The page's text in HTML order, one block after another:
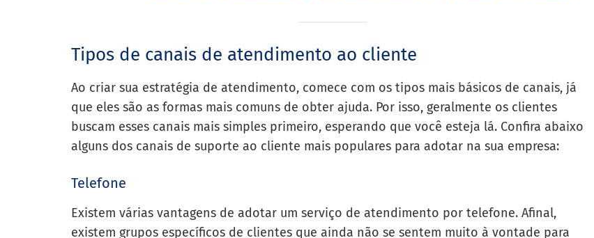
Tipos de canais de atendimento ao cliente
Ao criar sua estratégia de atendimento, comece com os tipos mais básicos de canais, já
que eles são as formas mais comuns de obter ajuda. Por isso, geralmente os clientes
buscam esses canais mais simples primeiro, esperando que você esteja lá. Confira abaixo
alguns dos canais de suporte ao cliente mais populares para adotar na sua empresa:
Telefone
Existem várias vantagens de adotar um serviço de atendimento por telefone. Afinal,
existem grupos específicos de clientes que ainda não se sentem muito à vontade para